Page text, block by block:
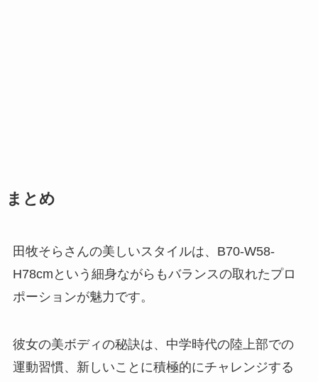
まとめ
田牧そらさんの美しいスタイルは、B70-W58-
H78cmという細身ながらもバランスの取れたプロ
ポーションが魅力です。
彼女の美ボディの秘訣は、中学時代の陸上部での
運動習慣、新しいことに積極的にチャレンジする